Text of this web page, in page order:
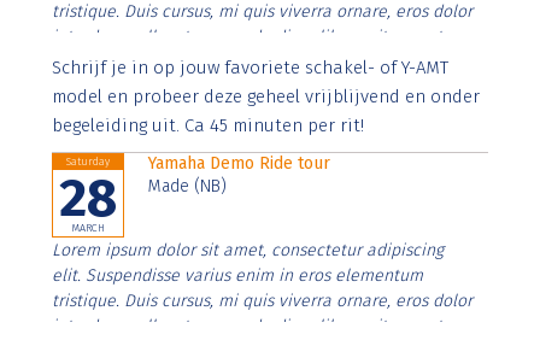
tristique. Duis cursus, mi quis viverra ornare, eros dolor
interdum nulla, ut commodo diam libero vitae erat.
Aenean faucibus nibh et justo cursus id rutrum lorem
imperdiet. Nunc ut sem vitae risus tristique posuere.
Schrijf je in op jouw favoriete schakel- of Y-AMT
model en probeer deze geheel vrijblijvend en onder
begeleiding uit. Ca 45 minuten per rit!
Saturday
28
MARCH
Yamaha Demo Ride tour
Made (NB)
Lorem ipsum dolor sit amet, consectetur adipiscing
elit. Suspendisse varius enim in eros elementum
tristique. Duis cursus, mi quis viverra ornare, eros dolor
interdum nulla, ut commodo diam libero vitae erat.